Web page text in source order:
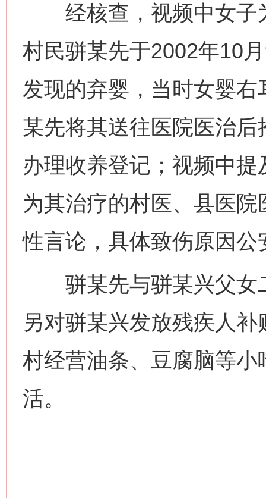
经核查，视频中女子
村民骈某先于2002年10
发现的弃婴，当时女婴
某先将其送往医院医治
办理收养登记；视频中提
为其治疗的村医、县医
性言论，具体致伤原因
骈某先与骈某兴父女
另对骈某兴发放残疾人
村经营油条、豆腐脑等
活。